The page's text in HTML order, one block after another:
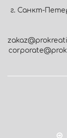
г. Санкт-